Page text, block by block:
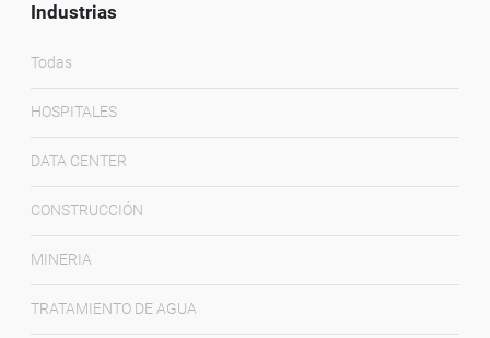
Industrias
Todas
HOSPITALES
DATA CENTER
CONSTRUCCIÓN
MINERIA
TRATAMIENTO DE AGUA